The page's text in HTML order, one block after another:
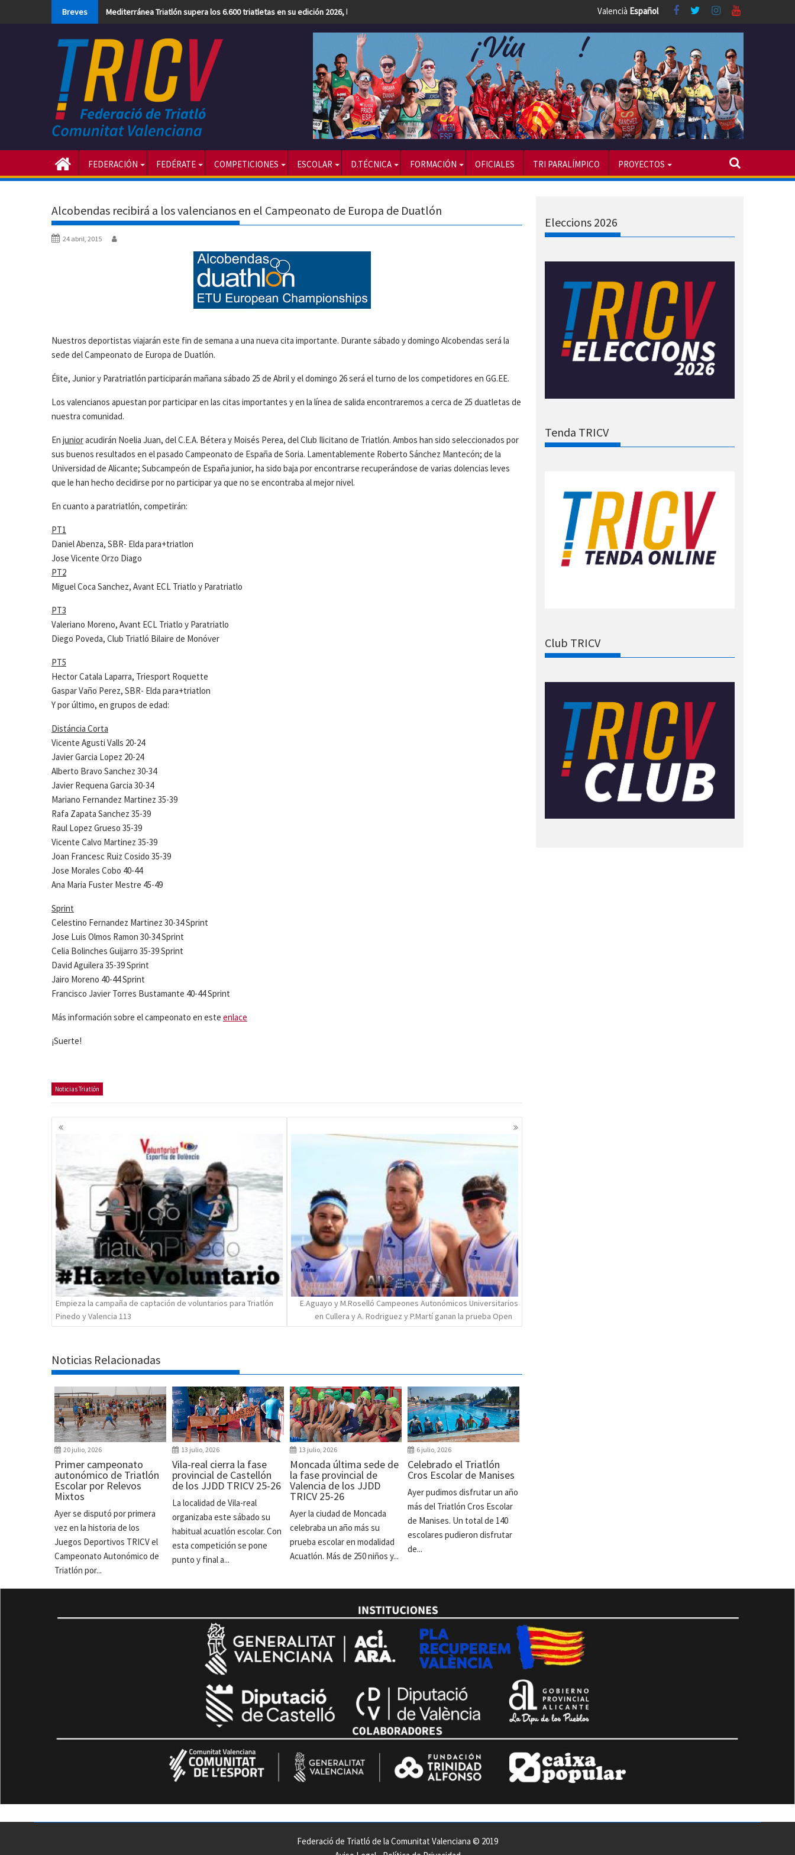
Breves Mediterránea Triatlón supera los 6.600 triatletas en su edición 2026, la más numerosa hasta la fecha Valencià Español
FEDERACIÓN FEDÉRATE COMPETICIONES ESCOLAR D.TÉCNICA FORMACIÓN OFICIALES TRI PARALÍMPICO PROYECTOS
Alcobendas recibirá a los valencianos en el Campeonato de Europa de Duatlón
24 abril, 2015
Nuestros deportistas viajarán este fin de semana a una nueva cita importante. Durante sábado y domingo Alcobendas será la
sede del Campeonato de Europa de Duatlón.
Élite, Junior y Paratriatlón participarán mañana sábado 25 de Abril y el domingo 26 será el turno de los competidores en GG.EE.
Los valencianos apuestan por participar en las citas importantes y en la línea de salida encontraremos a cerca de 25 duatletas de
nuestra comunidad.
En junioracudirán Noelia Juan, del C.E.A. Bétera y Moisés Perea, del Club Ilicitano de Triatlón. Ambos han sido seleccionados por
sus buenos resultados en el pasado Campeonato de España de Soria. Lamentablemente Roberto Sánchez Mantecón; de la
Universidad de Alicante; Subcampeón de España junior, ha sido baja por encontrarse recuperándose de varias dolencias leves
que le han hecho decidirse por no participar ya que no se encontraba al mejor nivel.
En cuanto a paratriatlón, competirán:
PT1
Daniel Abenza, SBR- Elda para+triatlon
Jose Vicente Orzo Diago
PT2
Miguel Coca Sanchez, Avant ECL Triatlo y Paratriatlo
PT3
Valeriano Moreno, Avant ECL Triatlo y Paratriatlo
Diego Poveda, Club Triatló Bilaire de Monóver
PT5
Hector Catala Laparra, Triesport Roquette
Gaspar Vaño Perez, SBR- Elda para+triatlon
Y por último, en grupos de edad:
Distáncia Corta
Vicente Agusti Valls 20-24
Javier Garcia Lopez 20-24
Alberto Bravo Sanchez 30-34
Javier Requena Garcia 30-34
Mariano Fernandez Martinez 35-39
Rafa Zapata Sanchez 35-39
Raul Lopez Grueso 35-39
Vicente Calvo Martinez 35-39
Joan Francesc Ruiz Cosido 35-39
Jose Morales Cobo 40-44
Ana Maria Fuster Mestre 45-49
Sprint
Celestino Fernandez Martinez 30-34 Sprint
Jose Luis Olmos Ramon 30-34 Sprint
Celia Bolinches Guijarro 35-39 Sprint
David Aguilera 35-39 Sprint
Jairo Moreno 40-44 Sprint
Francisco Javier Torres Bustamante 40-44 Sprint
Más información sobre el campeonato en este enlace
¡Suerte!
Noticias Triatlón
Navegación
Empieza la campaña de captación de voluntarios para Triatlón
Pinedo y Valencia 113
E.Aguayo y M.Roselló Campeones Autonómicos Universitarios
en Cullera y A. Rodriguez y P.Martí ganan la prueba Open
Noticias Relacionadas
20 julio, 2026
Primer campeonato
autonómico de Triatlón
Escolar por Relevos
Mixtos
Ayer se disputó por primera
vez en la historia de los
Juegos Deportivos TRICV el
Campeonato Autonómico de
Triatlón por...
13 julio, 2026
Vila-real cierra la fase
provincial de Castellón
de los JJDD TRICV 25-26
La localidad de Vila-real
organizaba este sábado su
habitual acuatlón escolar. Con
esta competición se pone
punto y final a...
13 julio, 2026
Moncada última sede de
la fase provincial de
Valencia de los JJDD
TRICV 25-26
Ayer la ciudad de Moncada
celebraba un año más su
prueba escolar en modalidad
Acuatlón. Más de 250 niños y...
6 julio, 2026
Celebrado el Triatlón
Cros Escolar de Manises
Ayer pudimos disfrutar un año
más del Triatlón Cros Escolar
de Manises. Un total de 140
escolares pudieron disfrutar
de...
Eleccions 2026
Tenda TRICV
Club TRICV
Federació de Triatló de la Comunitat Valenciana © 2019